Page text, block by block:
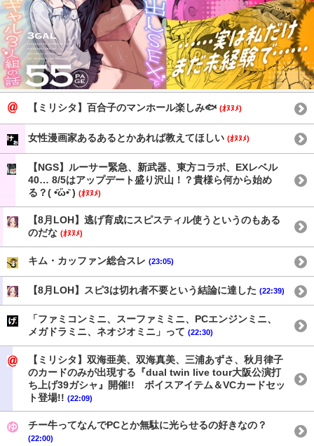
【ミリシタ】百合子のマンホール楽しみ🐟 (ｵﾇﾇﾒ)
女性漫画家あるあるとかあれば教えてほしい (ｵﾇﾇﾒ)
【NGS】ルーサー緊急、新武器、東方コラボ、EXレベル
40… 8/5はアップデート盛り沢山！？貴様ら何から始め
る？( •᷄ὤ•᷅ ) (ｵﾇﾇﾒ)
【8月LOH】逃げ育成にスピスティル使うというのもある
のだな (ｵﾇﾇﾒ)
キム・カッファン総合スレ (23:05)
【8月LOH】スピ3は切れ者不要という結論に達した (22:39)
「ファミコンミニ、スーファミミニ、PCエンジンミニ、
メガドラミニ、ネオジオミニ」って (22:30)
【ミリシタ】双海亜美、双海真美、三浦あずさ、秋月律子
のカードのみが出現する『dual twin live tour大阪公演打
ち上げ39ガシャ』開催!! ボイスアイテム＆VCカードセッ
ト登場!! (22:09)
チー牛ってなんでPCとか無駄に光らせるの好きなの？
(22:00)